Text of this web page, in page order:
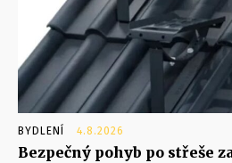
BYDLENÍ 4.8.2026
Bezpečný pohyb po střeše